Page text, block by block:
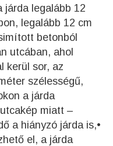
járda legalább 12
legalább 12 cm
betonból
utcában, ahol
kerül sor, az
szélességű,
a járda
miatt –
a hiányzó járda is,•
el, a járda